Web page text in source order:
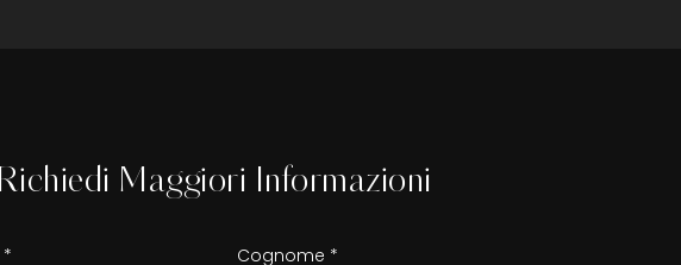
Richiedi Maggiori Informazioni